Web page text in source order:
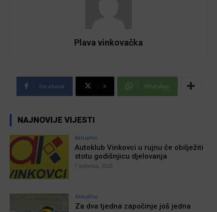
Plava vinkovačka
Facebook X WhatsApp
NAJNOVIJE VIJESTI
Aktualno
Autoklub Vinkovci u rujnu će obilježiti
stotu godišnjicu djelovanja
7 kolovoza, 2026
Aktualno
Za dva tjedna započinje još jedna